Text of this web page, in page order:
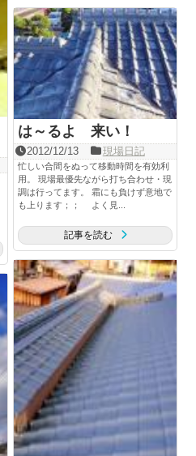
は～るよ 来い！
2012/12/13 現場日記
忙しい合間をぬって移動時間を有効利
用。 現場最優先ながら打ち合わせ・現
調は行ってます。 霜にも負けず意地で
も上ります；； よく見...
記事を読む